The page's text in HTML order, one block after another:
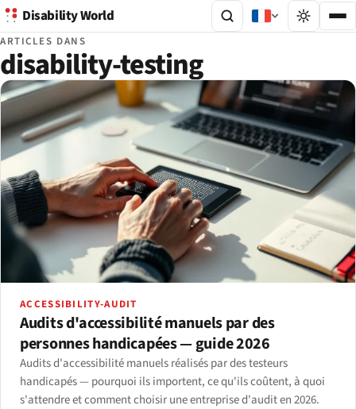
Disability World
ARTICLES DANS
disability-testing
ACCESSIBILITY-AUDIT
Audits d'accessibilité manuels par des
personnes handicapées — guide 2026
Audits d'accessibilité manuels réalisés par des testeurs
handicapés — pourquoi ils importent, ce qu'ils coûtent, à quoi
s'attendre et comment choisir une entreprise d'audit en 2026.